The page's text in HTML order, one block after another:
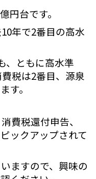
円台です。
年で2番目の高水
、ともに高水準
費税は2番目、源泉
す。
費税還付申告、
ックアップされて
ますので、興味の